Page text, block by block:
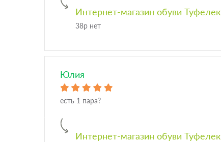
Интернет-магазин обуви Туфелек
38р нет
Юлия
есть 1 пара?
Интернет-магазин обуви Туфелек